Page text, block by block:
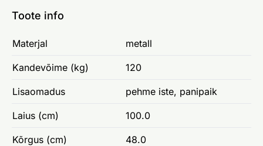
Toote info
Materjal metall
Kandevõime (kg) 120
Lisaomadus pehme iste, panipaik
Laius (cm) 100.0
Kõrgus (cm) 48.0